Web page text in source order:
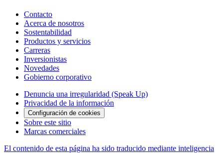
Contacto
Acerca de nosotros
Sostentabilidad
Productos y servicios
Carreras
Inversionistas
Novedades
Gobierno corporativo
Denuncia una irregularidad (Speak Up)
Privacidad de la información
Configuración de cookies
Sobre este sitio
Marcas comerciales
El contenido de esta página ha sido traducido mediante inteligencia